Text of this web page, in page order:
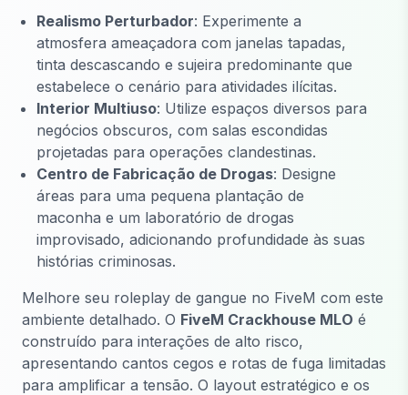
Realismo Perturbador: Experimente a
atmosfera ameaçadora com janelas tapadas,
tinta descascando e sujeira predominante que
estabelece o cenário para atividades ilícitas.
Interior Multiuso: Utilize espaços diversos para
negócios obscuros, com salas escondidas
projetadas para operações clandestinas.
Centro de Fabricação de Drogas: Designe
áreas para uma pequena plantação de
maconha e um laboratório de drogas
improvisado, adicionando profundidade às suas
histórias criminosas.
Melhore seu roleplay de gangue no FiveM com este
ambiente detalhado. O FiveM Crackhouse MLO é
construído para interações de alto risco,
apresentando cantos cegos e rotas de fuga limitadas
para amplificar a tensão. O layout estratégico e os